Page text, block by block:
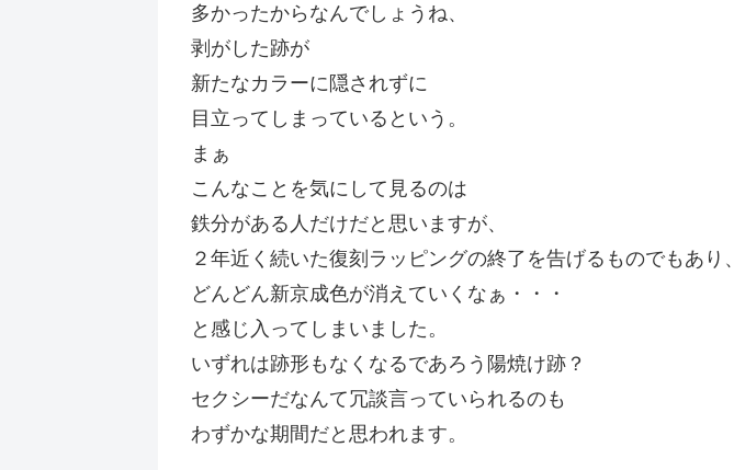
多かったからなんでしょうね、
剥がした跡が
新たなカラーに隠されずに
目立ってしまっているという。
まぁ
こんなことを気にして見るのは
鉄分がある人だけだと思いますが、
２年近く続いた復刻ラッピングの終了を告げるものでもあり、
どんどん新京成色が消えていくなぁ・・・
と感じ入ってしまいました。
いずれは跡形もなくなるであろう陽焼け跡？
セクシーだなんて冗談言っていられるのも
わずかな期間だと思われます。